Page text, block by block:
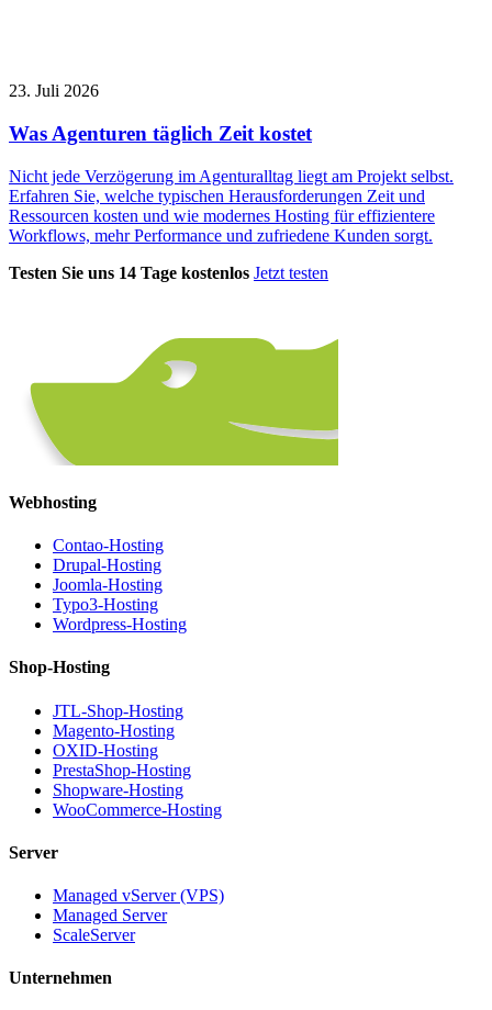
23. Juli 2026
Was Agenturen täglich Zeit kostet
Nicht jede Verzögerung im Agenturalltag liegt am Projekt selbst.
Erfahren Sie, welche typischen Herausforderungen Zeit und
Ressourcen kosten und wie modernes Hosting für effizientere
Workflows, mehr Performance und zufriedene Kunden sorgt.
Testen Sie uns 14 Tage kostenlos Jetzt testen
Webhosting
Contao-Hosting
Drupal-Hosting
Joomla-Hosting
Typo3-Hosting
Wordpress-Hosting
Shop-Hosting
JTL-Shop-Hosting
Magento-Hosting
OXID-Hosting
PrestaShop-Hosting
Shopware-Hosting
WooCommerce-Hosting
Server
Managed vServer (VPS)
Managed Server
ScaleServer
Unternehmen